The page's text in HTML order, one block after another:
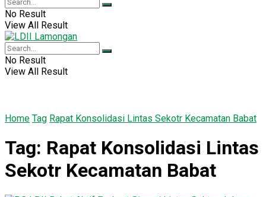
No Result
View All Result
No Result
View All Result
Home Tag Rapat Konsolidasi Lintas Sekotr Kecamatan Babat
Tag: Rapat Konsolidasi Lintas
Sekotr Kecamatan Babat